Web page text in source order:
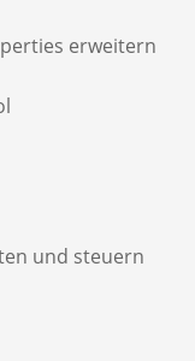
erweitern
und steuern